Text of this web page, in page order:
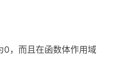
0，而且在函数体作用域